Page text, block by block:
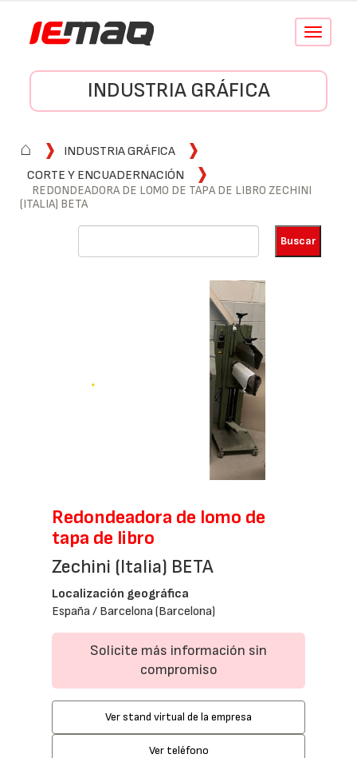
Conmutar
INDUSTRIA GRÁFICA
⌂
INDUSTRIA GRÁFICA
CORTE Y ENCUADERNACIÓN
REDONDEADORA DE LOMO DE TAPA DE LIBRO ZECHINI
(ITALIA) BETA
Redondeadora de lomo de
tapa de libro
Zechini (Italia) BETA
Localización geográfica
España / Barcelona (Barcelona)
Solicite más información sin
compromiso
Ver stand virtual de la empresa
Ver teléfono